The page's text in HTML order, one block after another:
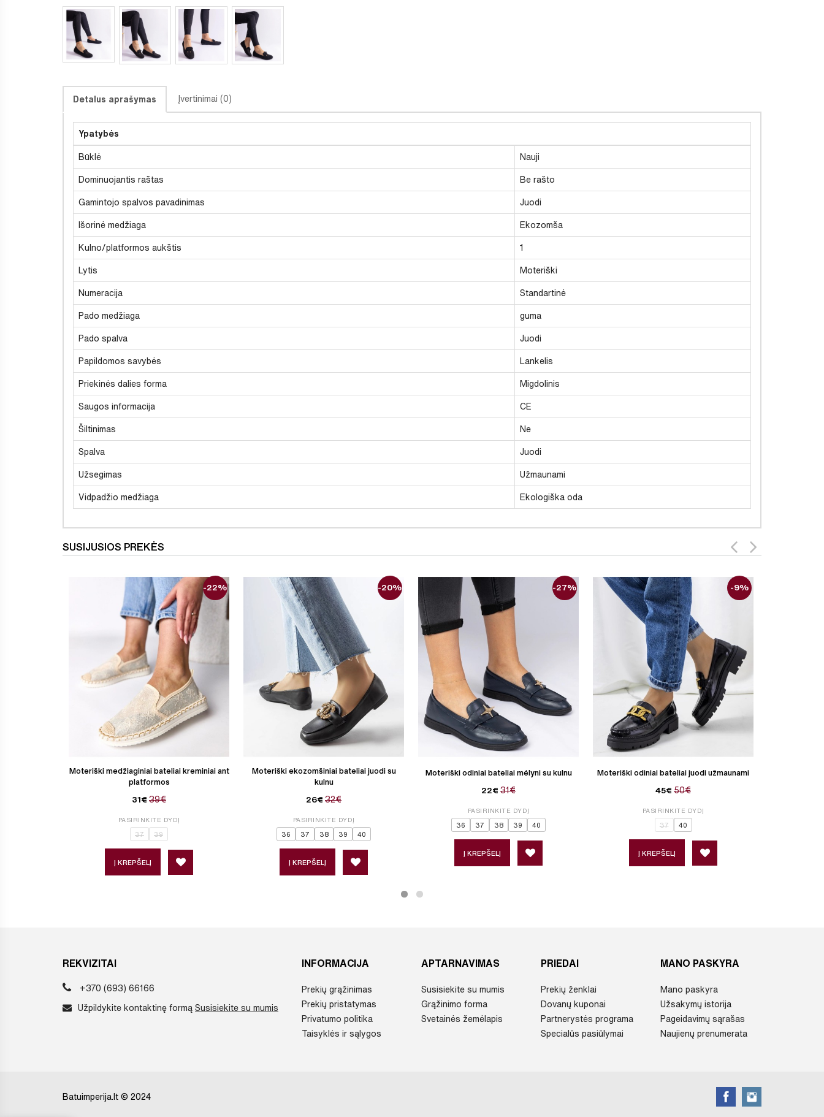
Detalus aprašymas Įvertinimai (0)
Ypatybės
Būklė Nauji
Dominuojantis raštas Be rašto
Gamintojo spalvos pavadinimas Juodi
Išorinė medžiaga Ekozomša
Kulno/platformos aukštis 1
Lytis Moteriški
Numeracija Standartinė
Pado medžiaga guma
Pado spalva Juodi
Papildomos savybės Lankelis
Priekinės dalies forma Migdolinis
Saugos informacija CE
Šiltinimas Ne
Spalva Juodi
Užsegimas Užmaunami
Vidpadžio medžiaga Ekologiška oda
SUSIJUSIOS PREKĖS
Moteriški medžiaginiai bateliai kreminiai ant
platformos
31€ 39€
-22%
PASIRINKITE DYDĮ
37 39
Į KREPŠELĮ
Moteriški ekozomšiniai bateliai juodi su
kulnu
26€ 32€
-20%
PASIRINKITE DYDĮ
36 37 38 39 40
Į KREPŠELĮ
Moteriški odiniai bateliai mėlyni su kulnu
22€ 31€
-27%
PASIRINKITE DYDĮ
36 37 38 39 40
Į KREPŠELĮ
Moteriški odiniai bateliai juodi užmaunami
45€ 50€
-9%
PASIRINKITE DYDĮ
37 40
Į KREPŠELĮ
REKVIZITAI
+370 (693) 66166
Užpildykite kontaktinę formą Susisiekite su mumis
INFORMACIJA
Prekių grąžinimas
Prekių pristatymas
Privatumo politika
Taisyklės ir sąlygos
APTARNAVIMAS
Susisiekite su mumis
Grąžinimo forma
Svetainės žemėlapis
PRIEDAI
Prekių ženklai
Dovanų kuponai
Partnerystės programa
Specialūs pasiūlymai
MANO PASKYRA
Mano paskyra
Užsakymų istorija
Pageidavimų sąrašas
Naujienų prenumerata
Batuimperija.lt © 2024